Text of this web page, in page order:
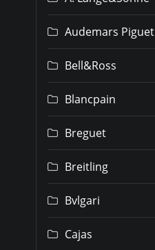
Audemars Piguet
Bell&Ross
Blancpain
Breguet
Breitling
Bvlgari
Cajas